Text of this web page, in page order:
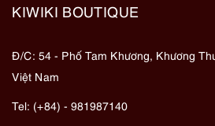
KIWIKI BOUTIQUE
Đ/C: 54 - Phố Tam Khương, Khương
Việt Nam
Tel: (+84) - 981987140